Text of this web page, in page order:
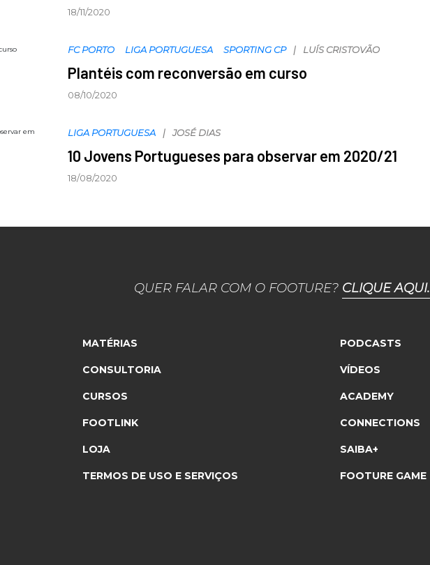
18/11/2020
FC PORTO LIGA PORTUGUESA SPORTING CP LUÍS CRISTOVÃO
Plantéis com reconversão em curso
08/10/2020
LIGA PORTUGUESA JOSÉ DIAS
10 Jovens Portugueses para observar em 2020/21
18/08/2020
QUER FALAR COM O FOOTURE? CLIQUE AQUI.
MATÉRIAS PODCASTS
CONSULTORIA VÍDEOS
CURSOS ACADEMY
FOOTLINK CONNECTIONS
LOJA SAIBA+
TERMOS DE USO E SERVIÇOS FOOTURE GAME